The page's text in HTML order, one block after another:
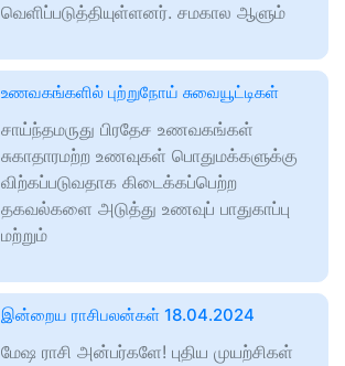
வெளிப்படுத்தியுள்ளனர். சமகால ஆளும்
உணவகங்களில் புற்றுநோய் சுவையூட்டிகள்
சாய்ந்தமருது பிரதேச உணவகங்கள்
சுகாதாரமற்ற உணவுகள் பொதுமக்களுக்கு
விற்கப்படுவதாக கிடைக்கப்பெற்ற
தகவல்களை அடுத்து உணவுப் பாதுகாப்பு
மற்றும்
இன்றைய ராசிபலன்கள் 18.04.2024
மேஷ ராசி அன்பர்களே! புதிய முயற்சிகள்